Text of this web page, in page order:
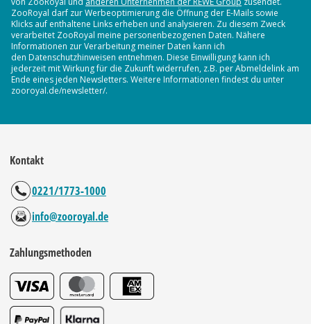
ZooRoyal darf zur Werbeoptimierung die Öffnung der E-Mails sowie
Klicks auf enthaltene Links erheben und analysieren. Zu diesem Zweck
verarbeitet ZooRoyal meine personenbezogenen Daten. Nähere
Informationen zur Verarbeitung meiner Daten kann ich
den Datenschutzhinweisen entnehmen. Diese Einwilligung kann ich
jederzeit mit Wirkung für die Zukunft widerrufen, z.B. per Abmeldelink am
Ende eines jeden Newsletters. Weitere Informationen findest du unter
zooroyal.de/newsletter/.
Kontakt
0221/1773-1000
info@zooroyal.de
Zahlungsmethoden